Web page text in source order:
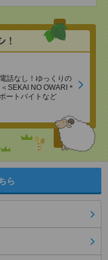
話なし！ゆっくりの
SEKAI NO OWARI＊
ートバイトなど
ら